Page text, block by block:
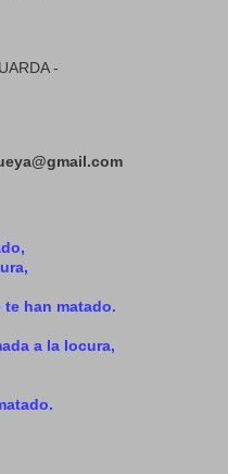
-
te han matado.
a la locura,